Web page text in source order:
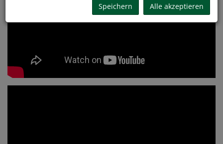
Speichern Alle akzeptieren